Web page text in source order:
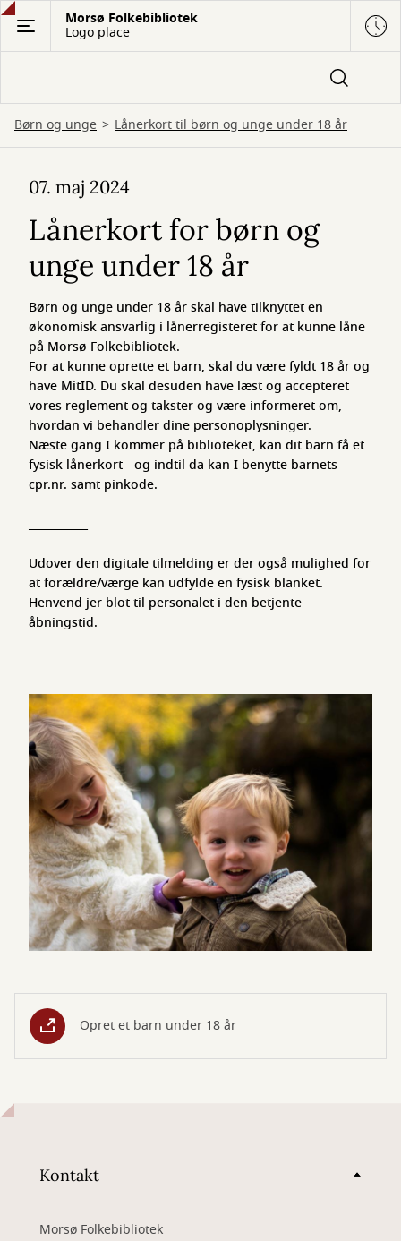
Gå
hovedindhold
Morsø Folkebibliotek
Logo place
Børn og unge Lånerkort til børn og unge under 18 år
børn
under
07. maj 2024
Lånerkort for børn og
unge under 18 år
Børn og unge under 18 år skal have tilknyttet en
økonomisk ansvarlig i lånerregisteret for at kunne låne
på Morsø Folkebibliotek.
For at kunne oprette et barn, skal du være fyldt 18 år og
have MitID. Du skal desuden have læst og accepteret
vores reglement og takster og være informeret om,
hvordan vi behandler dine personoplysninger.
Næste gang I kommer på biblioteket, kan dit barn få et
fysisk lånerkort - og indtil da kan I benytte barnets
cpr.nr. samt pinkode.
Udover den digitale tilmelding er der også mulighed for
at forældre/værge kan udfylde en fysisk blanket.
Henvend jer blot til personalet i den betjente
åbningstid.
Opret et barn under 18 år
Kontakt
Morsø Folkebibliotek